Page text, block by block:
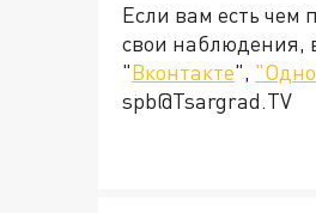
Если вам есть чем
свои наблюдения,
"Вконтакте",
spb@Tsargrad.TV